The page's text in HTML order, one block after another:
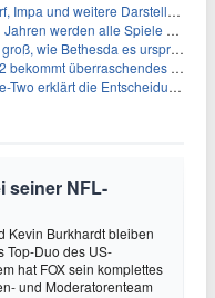
weitere Darsteller sollen feststehen
werden alle Spiele gestreamt
Bethesda es ursprünglich wollte
PS5-Update mit gewünschter Komfortfunktion
die Entscheidung für Download-Codes
seiner NFL-
Kevin Burkhardt bleiben
Top-Duo des US-
hat FOX sein komplettes
und Moderatorenteam